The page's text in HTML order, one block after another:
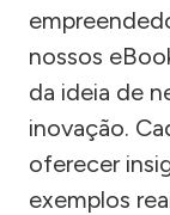
nossos
da ideia de
inovação.
oferecer
exemplos